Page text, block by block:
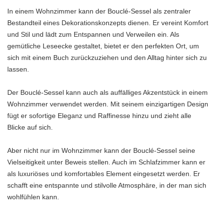
In einem Wohnzimmer kann der Bouclé-Sessel als zentraler
Bestandteil eines Dekorationskonzepts dienen. Er vereint Komfort
und Stil und lädt zum Entspannen und Verweilen ein. Als
gemütliche Leseecke gestaltet, bietet er den perfekten Ort, um
sich mit einem Buch zurückzuziehen und den Alltag hinter sich zu
lassen.
Der Bouclé-Sessel kann auch als auffälliges Akzentstück in einem
Wohnzimmer verwendet werden. Mit seinem einzigartigen Design
fügt er sofortige Eleganz und Raffinesse hinzu und zieht alle
Blicke auf sich.
Aber nicht nur im Wohnzimmer kann der Bouclé-Sessel seine
Vielseitigkeit unter Beweis stellen. Auch im Schlafzimmer kann er
als luxuriöses und komfortables Element eingesetzt werden. Er
schafft eine entspannte und stilvolle Atmosphäre, in der man sich
wohlfühlen kann.